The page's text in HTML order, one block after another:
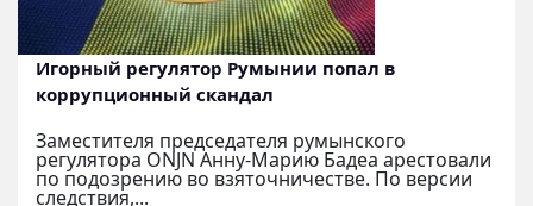
Игорный регулятор Румынии попал в
коррупционный скандал
Заместителя председателя румынского
регулятора ONJN Анну-Марию Бадеа арестовали
по подозрению во взяточничестве. По версии
следствия,...